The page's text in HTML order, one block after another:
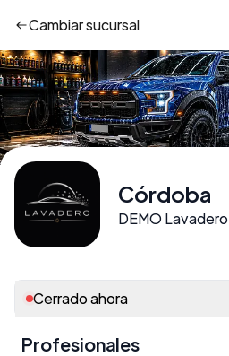
Cambiarsucursal
Córdoba
DEMO Lavadero
Cerrado ahora
Profesionales